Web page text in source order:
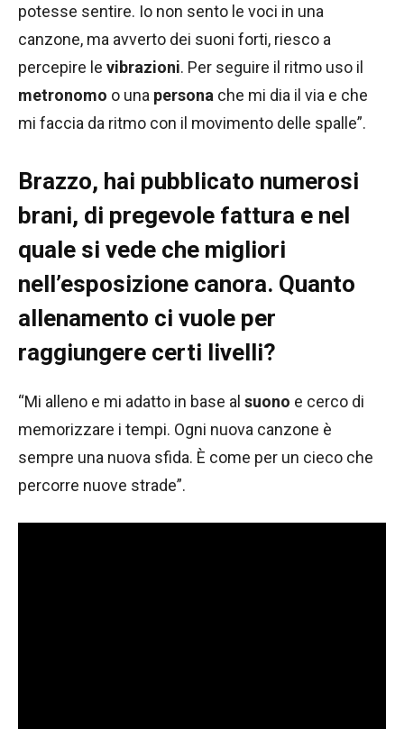
potesse sentire. Io non sento le voci in una
canzone, ma avverto dei suoni forti, riesco a
percepire le vibrazioni. Per seguire il ritmo uso il
metronomo o una persona che mi dia il via e che
mi faccia da ritmo con il movimento delle spalle”.
Brazzo, hai pubblicato numerosi
brani, di pregevole fattura e nel
quale si vede che migliori
nell’esposizione canora. Quanto
allenamento ci vuole per
raggiungere certi livelli?
“Mi alleno e mi adatto in base al suono e cerco di
memorizzare i tempi. Ogni nuova canzone è
sempre una nuova sfida. È come per un cieco che
percorre nuove strade”.